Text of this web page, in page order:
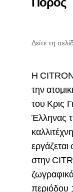
Δείτε τη
Η
την
του Κρις
Έλληνας
στην
περιόδου